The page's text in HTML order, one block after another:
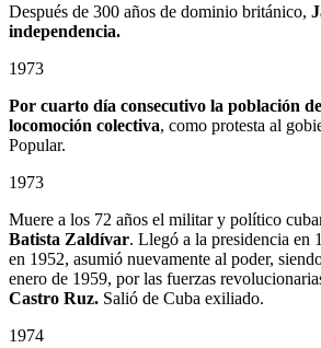
Después de 300 años de dominio británico,
independencia.
1973
Por cuarto día consecutivo la población
locomoción colectiva, como protesta al
Popular.
1973
Muere a los 72 años el militar y político
Batista Zaldívar. Llegó a la presidencia en
en 1952, asumió nuevamente al poder,
enero de 1959, por las fuerzas
Castro Ruz. Salió de Cuba exiliado.
1974